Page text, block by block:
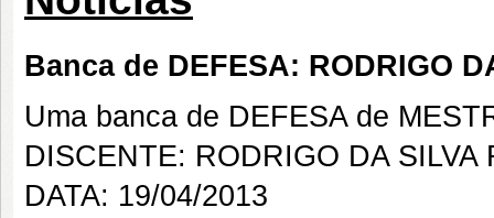
Banca de DEFESA: RODRIGO
Uma banca de DEFESA de
DISCENTE: RODRIGO DA SILVA
DATA: 19/04/2013